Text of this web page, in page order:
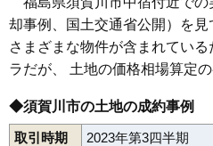
60 木之崎 2.4万
61 越久 2.2万円
62 大桑原 2.1万
63 長沼 2.1万円
64 今泉 1.9万
却事例、国土交通省公開）を見
さまざまな物件が含まれてい
ラだが、 土地の価格相場算定の
◆須賀川市の土地の成約事例
取引時期 2023年第3四半期